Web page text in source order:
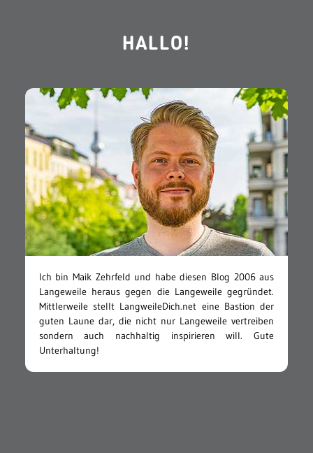
HALLO!
Ich bin Maik Zehrfeld und habe diesen Blog 2006 aus
Langeweile heraus gegen die Langeweile gegründet.
Mittlerweile stellt LangweileDich.net eine Bastion der
guten Laune dar, die nicht nur Langeweile vertreiben
sondern auch nachhaltig inspirieren will. Gute
Unterhaltung!